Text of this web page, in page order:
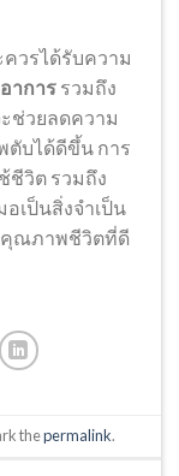
วรได้รับความ
าการ รวมถึง
ช่วยลดความ
ตับได้ดีขึ้น การ
ชีวิต รวมถึง
เป็นสิ่งจำเป็น
คุณภาพชีวิตที่ดี
thepermalink.